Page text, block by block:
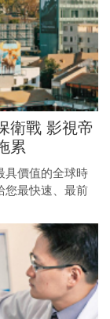
衛戰 影視帝
累
具價值的全球時
您最快速、最前